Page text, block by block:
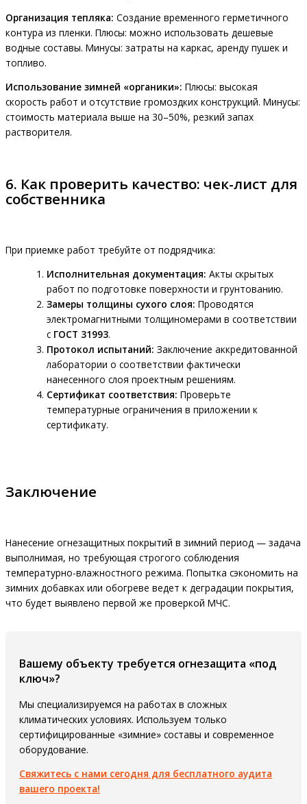
Организация тепляка: Создание временного герметичного
контура из пленки. Плюсы: можно использовать дешевые
водные составы. Минусы: затраты на каркас, аренду пушек и
топливо.
Использование зимней «органики»: Плюсы: высокая
скорость работ и отсутствие громоздких конструкций. Минусы:
стоимость материала выше на 30–50%, резкий запах
растворителя.
6. Как проверить качество: чек-лист для
собственника
При приемке работ требуйте от подрядчика:
Исполнительная документация: Акты скрытых
работ по подготовке поверхности и грунтованию.
Замеры толщины сухого слоя: Проводятся
электромагнитными толщиномерами в соответствии
с ГОСТ 31993.
Протокол испытаний: Заключение аккредитованной
лаборатории о соответствии фактически
нанесенного слоя проектным решениям.
Сертификат соответствия: Проверьте
температурные ограничения в приложении к
сертификату.
Заключение
Нанесение огнезащитных покрытий в зимний период — задача
выполнимая, но требующая строгого соблюдения
температурно-влажностного режима. Попытка сэкономить на
зимних добавках или обогреве ведет к деградации покрытия,
что будет выявлено первой же проверкой МЧС.
Вашему объекту требуется огнезащита «под
ключ»?
Мы специализируемся на работах в сложных
климатических условиях. Используем только
сертифицированные «зимние» составы и современное
оборудование.
Свяжитесь с нами сегодня для бесплатного аудита
вашего проекта!